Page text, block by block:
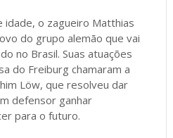
idade, o zagueiro Matthias
do grupo alemão que vai
no Brasil. Suas atuações
do Freiburg chamaram a
Löw, que resolveu dar
defensor ganhar
para o futuro.